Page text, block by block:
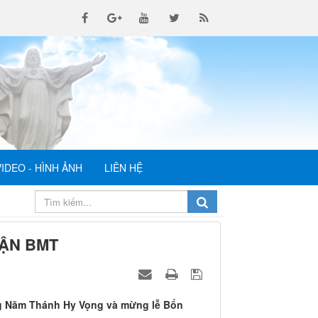
- HÌNH ẢNH LIÊN HỆ
BMT
Thánh Hy Vọng và mừng lễ Bổn